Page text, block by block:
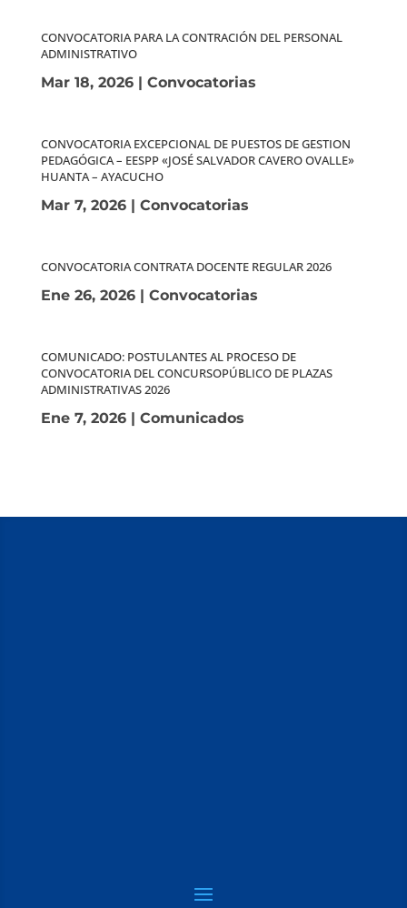
CONVOCATORIA PARA LA CONTRACIÓN DEL PERSONAL
ADMINISTRATIVO
Mar 18, 2026| Convocatorias
CONVOCATORIA EXCEPCIONAL DE PUESTOS DE GESTION
PEDAGÓGICA – EESPP «JOSÉ SALVADOR CAVERO OVALLE»
HUANTA – AYACUCHO
Mar 7, 2026| Convocatorias
CONVOCATORIA CONTRATA DOCENTE REGULAR 2026
Ene 26, 2026| Convocatorias
COMUNICADO: POSTULANTES AL PROCESO DE
CONVOCATORIA DEL CONCURSOPÚBLICO DE PLAZAS
ADMINISTRATIVAS 2026
Ene 7, 2026| Comunicados